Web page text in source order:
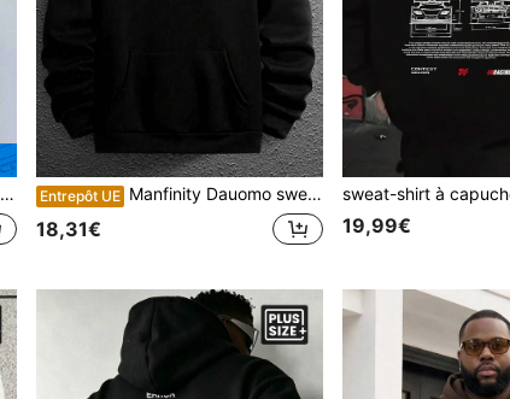
Entrepôt UE Manfinity Dauomo sweat-shirt à capuche en polaire à imprimé lettres pour hommes grande taille, automne/hiver, Top à manches longues
18,31€ 19,99€